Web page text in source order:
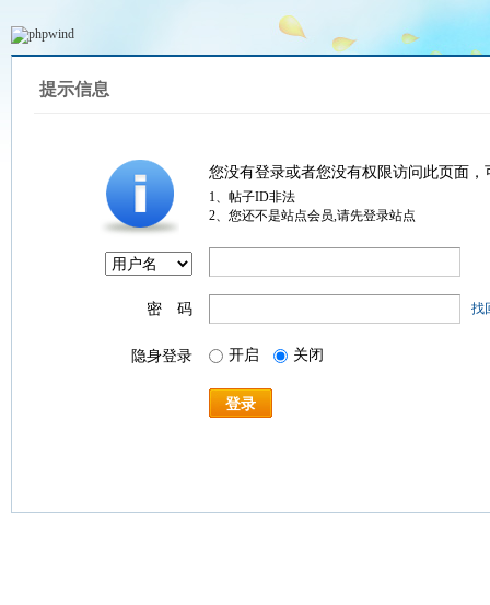
提示信息
您没有登录或者您没有权限访问此页面
1、帖子ID非法
2、您还不是站点会员,请先登录站点
密 码 找
隐身登录 开启 关闭
登录